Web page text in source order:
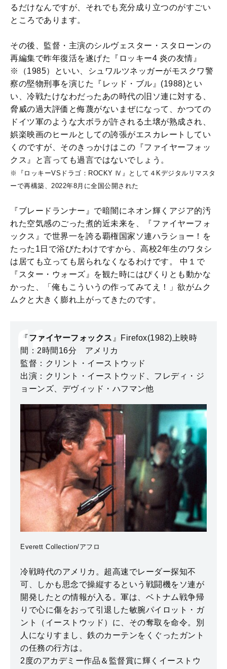
るだけなんですが、それでも充分成り立つのがすごい
ところであります。
その後、監督・主演のシルヴェスター・スタローンの
再編集で昨年復活を遂げた『ロッキー4 炎の友情』
※（1985）といい、シュワルツネッガーがモスクワ警
察の堅物刑事を演じた『レッド・ブル』(1988)とい
い、冷戦たけなわだったあの時代の旧ソ連に対する、
脅威の過大評価と侮蔑がないまぜになって、かつての
ドイツ軍のような大ボラが許される土壌が熟成され、
娯楽映画のヒールとしての誇張がエスカレートしてい
くのですが、そのきっかけはこの『ファイヤーフォッ
クス』と言っても過言ではないでしょう。
※『ロッキーVSドラゴ：ROCKY Ⅳ』として４Kデジタルリマスタ
ーで再構築、2022年8月に全国公開された
『ブレードランナー』で暗闇にネオン輝くアジア的汚
れた空気感のごった煮的近未来を、『ファイヤーフォ
ックス』で世界一を誇る覇権国家ソ連ハラショー！を
たった1日で浴びたわけですから、高校2年生のワタシ
は居ても立っても居られなくなるわけです。 中１で
『スター・ウォーズ』を観た時にはぴくりとも動かな
かった、「俺もこういうの作ってみてえ！」欲がムク
ムクと大きく膨れ上がってきたのです。
『ファイヤーフォックス 』Firefox(1982)上映時
間：2時間16分 アメリカ
監督：クリント・イーストウッド
出演：クリント・イーストウッド、フレディ・ジ
ョーンズ、デヴィッド・ハフマン他
Everett Collection/アフロ
冷戦時代のアメリカ。超高速でレーダー探知不
可、しかも思念で操縦するという戦闘機をソ連が
開発したとの情報が入る。軍は、ベトナム戦争帰
りで心に傷をおって引退した敏腕パイロット・ガ
ント（イーストウッド）に、その奪取を命令。別
人になりすまし、鉄のカーテンをくぐったガント
の任務の行方は。
2度のアカデミー作品＆監督賞に輝くイーストウ